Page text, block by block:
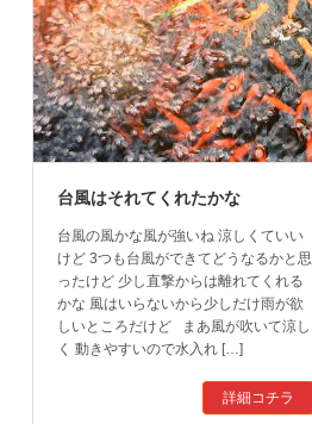
台風はそれてくれたかな
台風の風かな風が強いね 涼しくていい
けど 3つも台風ができてどうなるかと思
ったけど 少し直撃からは離れてくれる
かな 風はいらないから少しだけ雨が欲
しいところだけど まあ風が吹いて涼し
く 動きやすいので水入れ […]
詳細コチラ